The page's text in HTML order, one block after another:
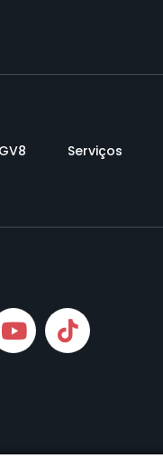
Serviços
Youtube
Tiktok